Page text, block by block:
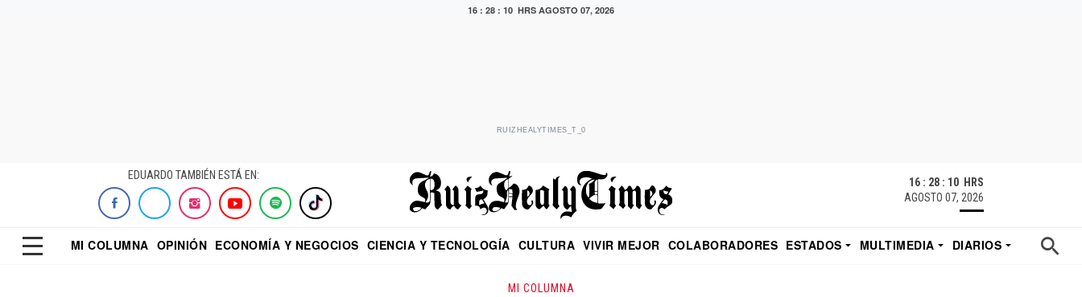
16 : 28 : 12 HRS AGOSTO 07, 2026
RUIZHEALYTIMES_T_0
EDUARDO TAMBIÉN ESTÁ EN:
16 : 28 : 12 HRS
AGOSTO 07, 2026
MI COLUMNA OPINIÓN ECONOMÍA Y NEGOCIOS CIENCIA Y TECNOLOGÍA CULTURA VIVIR MEJOR COLABORADORES ESTADOS MULTIMEDIA
DIARIOS
MI COLUMNA